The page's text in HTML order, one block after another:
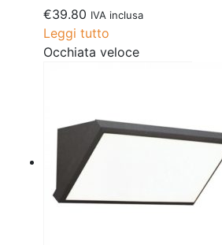
€39.80 IVA inclusa
Leggi tutto
Occhiata veloce